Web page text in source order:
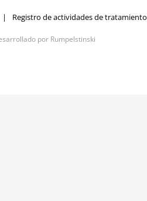
Registro de actividades de tratamiento
por Rumpelstinski